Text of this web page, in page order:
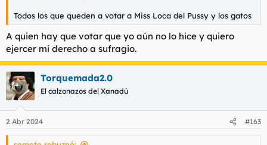
Todos los que queden a votar a Miss Loca del Pussy y los gatos
A quien hay que votar que yo aún no lo hice y quiero
ejercer mi derecho a sufragio.
Torquemada2.0
El calzonazos del Xanadú
2 Abr 2024 #163